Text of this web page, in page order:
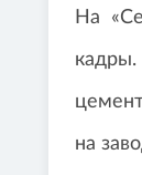
На
на